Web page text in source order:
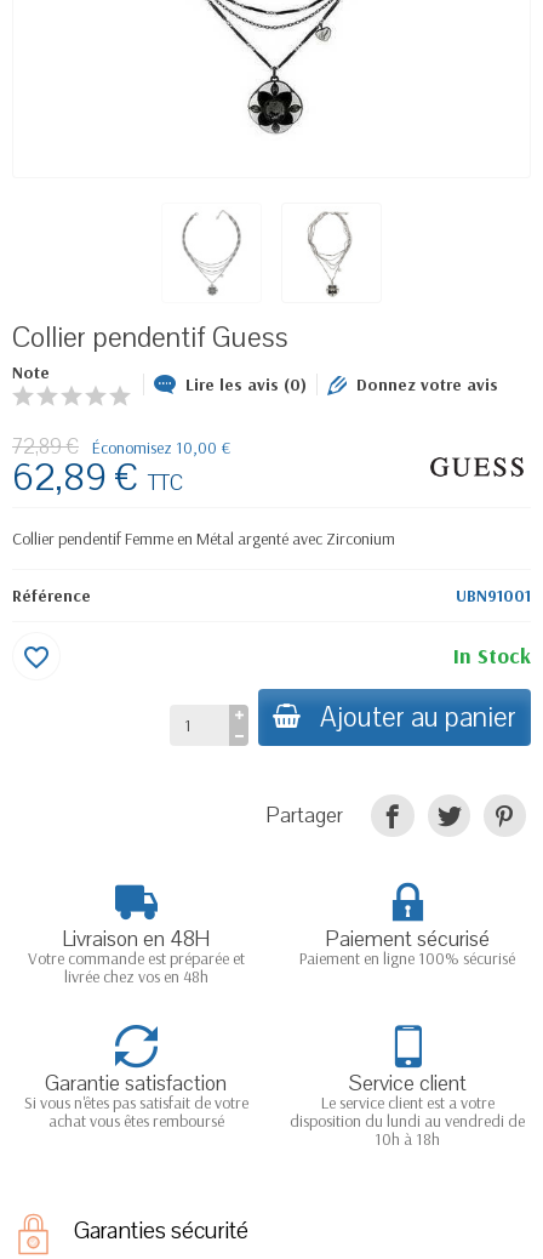
Collier pendentif Guess
Note
Lire les avis (0) Donnez votre avis
72,89 € Économisez 10,00 €
62,89 €TTC
Collier pendentif Femme en Métal argenté avec Zirconium
Référence UBN91001
In Stock
Ajouter au panier
favorite_border
Partager
Livraison en 48H
Votre commande est préparée et
livrée chez vos en 48h
Paiement sécurisé
Paiement en ligne 100% sécurisé
Garantie satisfaction
Si vous n'êtes pas satisfait de votre
achat vous êtes remboursé
Service client
Le service client est a votre
disposition du lundi au vendredi de
10h à 18h
Garanties sécurité